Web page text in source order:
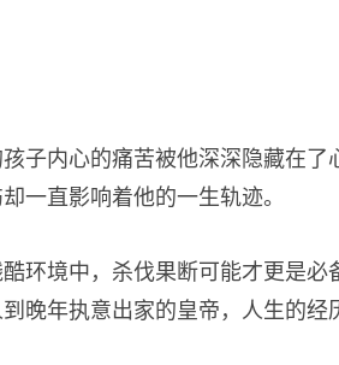
子内心的痛苦被他深深隐藏在了
一直影响着他的一生轨迹。
环境中，杀伐果断可能才更是必
晚年执意出家的皇帝，人生的经